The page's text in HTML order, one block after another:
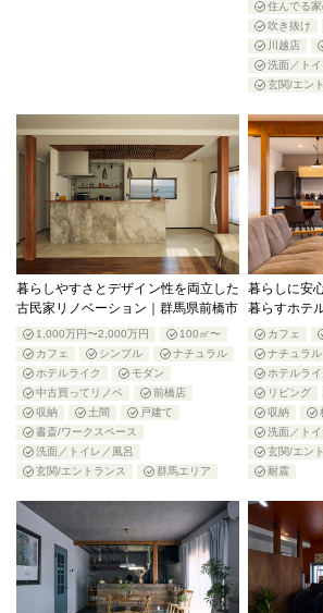
住んでる
吹き抜け
川越店
洗面／ト
玄関/エン
暮らしやすさとデザイン性を両立した
古民家リノベーション｜群馬県前橋市
1,000万円〜2,000万円
100㎡〜
カフェ
シンプル
ナチュラル
ホテルライク
モダン
中古買ってリノベ
前橋店
収納
土間
戸建て
書斎/ワークスペース
洗面／トイレ／風呂
玄関/エントランス
群馬エリア
暮らしに安
暮らすホテ
カフェ
ナチュラル
ホテルライ
リビング
収納
洗面／ト
玄関/エン
耐震